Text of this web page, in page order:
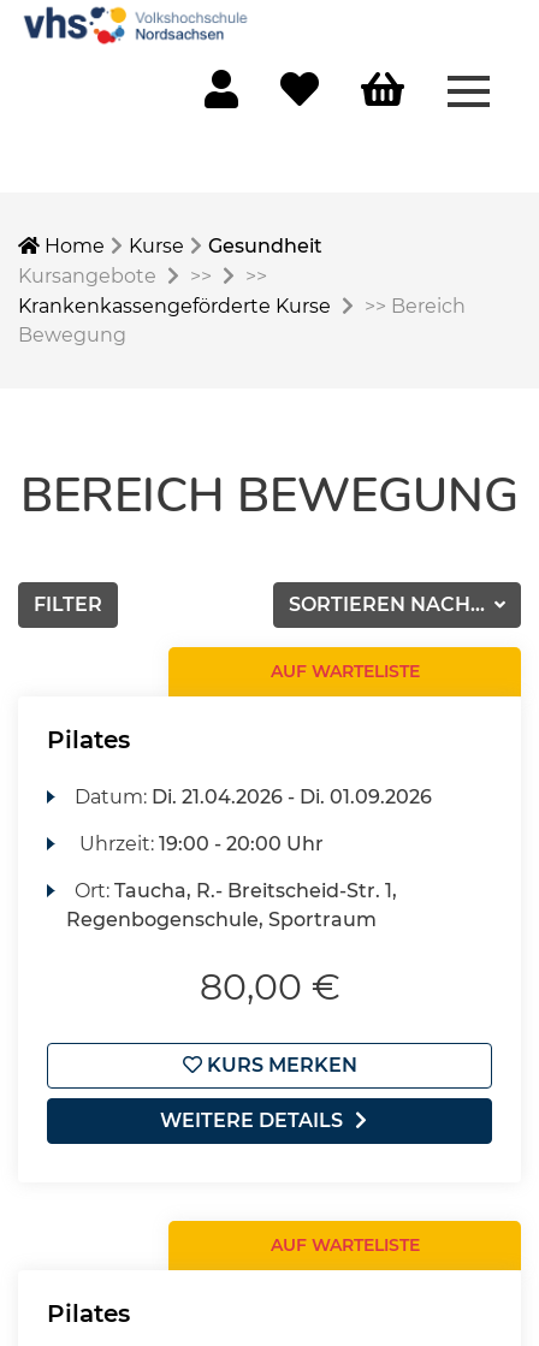
Home Kurse
Gesundheit
Kursangebote
>>
>>
Krankenkassengeförderte Kurse
>> Bereich
Bewegung
BEREICH BEWEGUNG
SORTIEREN NACH...
FILTER
AUF WARTELISTE
Pilates
Datum: Di. 21.04.2026 - Di. 01.09.2026
Uhrzeit:19:00 - 20:00 Uhr
Ort:Taucha, R.- Breitscheid-Str. 1,
Regenbogenschule, Sportraum
80,00 €
KURS MERKEN
WEITERE DETAILS
AUF WARTELISTE
Pilates